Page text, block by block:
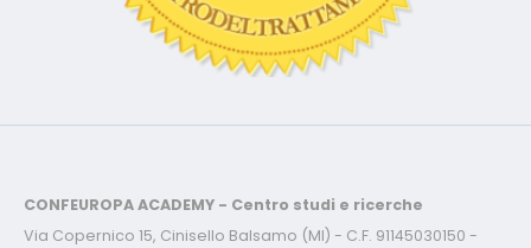
CONFEUROPA ACADEMY - Centro studi e ricerche
Via Copernico 15, Cinisello Balsamo (MI) - C.F. 91145030150 -